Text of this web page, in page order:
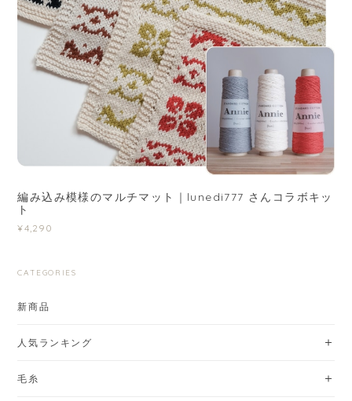
編み込み模様のマルチマット｜lunedi777 さんコラボキッ
ト
¥4,290
CATEGORIES
新商品
人気ランキング
毛糸